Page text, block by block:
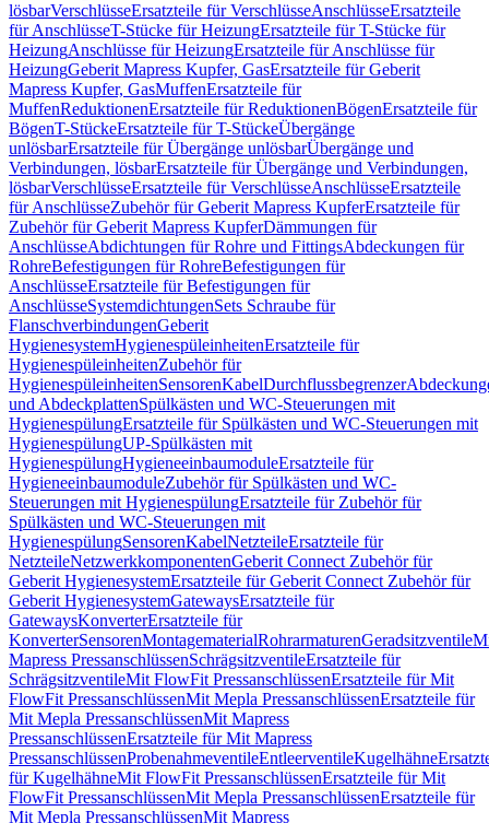
lösbarVerschlüsseErsatzteile für VerschlüsseAnschlüsseErsatzteile
für AnschlüsseT-Stücke für HeizungErsatzteile für T-Stücke für
HeizungAnschlüsse für HeizungErsatzteile für Anschlüsse für
HeizungGeberit Mapress Kupfer, GasErsatzteile für Geberit
Mapress Kupfer, GasMuffenErsatzteile für
MuffenReduktionenErsatzteile für ReduktionenBögenErsatzteile für
BögenT-StückeErsatzteile für T-StückeÜbergänge
unlösbarErsatzteile für Übergänge unlösbarÜbergänge und
Verbindungen, lösbarErsatzteile für Übergänge und Verbindungen,
lösbarVerschlüsseErsatzteile für VerschlüsseAnschlüsseErsatzteile
für AnschlüsseZubehör für Geberit Mapress KupferErsatzteile für
Zubehör für Geberit Mapress KupferDämmungen für
AnschlüsseAbdichtungen für Rohre und FittingsAbdeckungen für
RohreBefestigungen für RohreBefestigungen für
AnschlüsseErsatzteile für Befestigungen für
AnschlüsseSystemdichtungenSets Schraube für
FlanschverbindungenGeberit
HygienesystemHygienespüleinheitenErsatzteile für
HygienespüleinheitenZubehör für
HygienespüleinheitenSensorenKabelDurchflussbegrenzer
und AbdeckplattenSpülkästen und WC-Steuerungen mit
HygienespülungErsatzteile für Spülkästen und WC-Steuerungen mit
HygienespülungUP-Spülkästen mit
HygienespülungHygieneeinbaumoduleErsatzteile für
HygieneeinbaumoduleZubehör für Spülkästen und WC-
Steuerungen mit HygienespülungErsatzteile für Zubehör für
Spülkästen und WC-Steuerungen mit
HygienespülungSensorenKabelNetzteileErsatzteile für
NetzteileNetzwerkkomponentenGeberit Connect Zubehör für
Geberit HygienesystemErsatzteile für Geberit Connect Zubehör für
Geberit HygienesystemGatewaysErsatzteile für
GatewaysKonverterErsatzteile für
KonverterSensorenMontagematerialRohrarmaturenGeradsitzventile
Mapress PressanschlüssenSchrägsitzventileErsatzteile für
SchrägsitzventileMit FlowFit PressanschlüssenErsatzteile für Mit
FlowFit PressanschlüssenMit Mepla PressanschlüssenErsatzteile für
Mit Mepla PressanschlüssenMit Mapress
PressanschlüssenErsatzteile für Mit Mapress
PressanschlüssenProbenahmeventileEntleerventileKugelhähne
für KugelhähneMit FlowFit PressanschlüssenErsatzteile für Mit
FlowFit PressanschlüssenMit Mepla PressanschlüssenErsatzteile für
Mit Mepla PressanschlüssenMit Mapress